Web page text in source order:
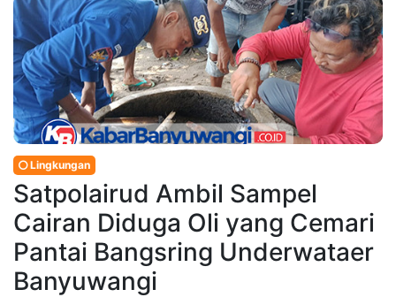
Lingkungan
Satpolairud Ambil Sampel
Cairan Diduga Oli yang Cemari
Pantai Bangsring Underwataer
Banyuwangi